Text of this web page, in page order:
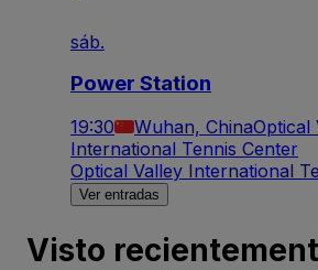
sáb.
Power Station
19:30 Wuhan, ChinaOptical
International Tennis Center
Optical Valley International
Ver entradas
Visto